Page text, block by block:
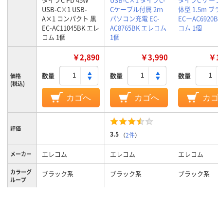
USB-C×1 USB-
A×1 コンパクト 黒
EC-AC11045BK エレ
コム 1個
Cケーブル付属 2ｍ
パソコン充電 EC-
AC8765BK エレコム
1個
体型 1.5m ブ
ECー
コム 1個
価格
(税込)
￥2,890
数量
カゴへ
￥3,990
数量
カゴへ
数量
カ
評価
3.5 （2件）
メーカー エレコム エレコム エレコム
カラーグ
ループ
ブラック系 ブラック系 ブラック系